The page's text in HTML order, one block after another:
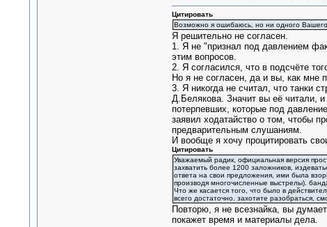
Цитировать
Возможно я ошибаюсь, но ни одного Вашего
Я решительно не согласен.
1. Я не "признал под давлением
этим вопросов.
2. Я согласился, что в подсчёте
Но я не согласен, да и вы, как мне
3. Я никогда не считал, что танки
Д.Белякова. Значит вы её читали, и
потерпевших, которые под
заявил ходатайство о том, чтобы
предварительным слушаниям.
И вообще я хочу процитировать
Цитировать
Уважаемый радик, официальная версия
захватить более 1200 заложников,
ответа на свои предложения, ими была
производя многочисленные выстрелы).
Что же касается того, что было в
всего достаточно. захотите разобраться,
Повторю, я не всезнайка, вы
покажет время и материалы дела.